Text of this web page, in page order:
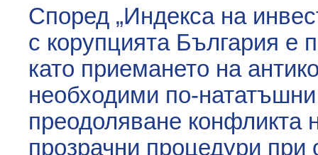
Според „Индекса на
с корупцията България е
като приемането на
необходими по-
преодоляване конфликта
прозрачни процедури